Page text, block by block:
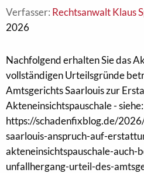
Verfasser: Rechtsanwalt Klaus
2026
Nachfolgend erhalten Sie das
vollständigen Urteilsgründe
Amtsgerichts Saarlouis zur
Akteneinsichtspauschale - siehe:
https://schadenfixblog.de/
saarlouis-anspruch-auf-
akteneinsichtspauschale-auch-
unfallhergang-urteil-des-